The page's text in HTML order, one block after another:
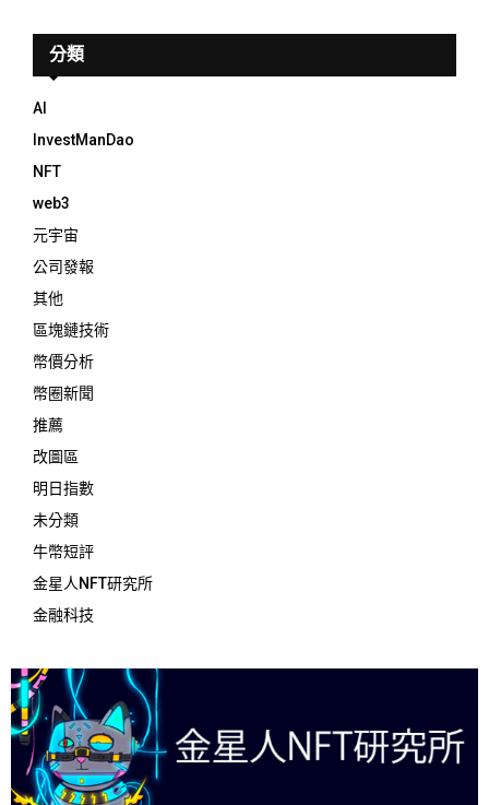
分類
AI
InvestManDao
NFT
web3
元宇宙
公司發報
其他
區塊鏈技術
幣價分析
幣圈新聞
推薦
改圖區
明日指數
未分類
牛幣短評
金星人NFT研究所
金融科技